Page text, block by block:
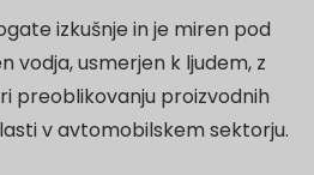
izkušnje in je miren pod
vodja, usmerjen k ljudem, z
preoblikovanju proizvodnih
v avtomobilskem sektorju.